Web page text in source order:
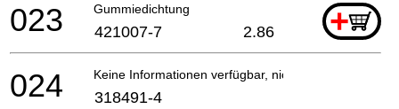
Gummiedichtung +
023 421007-7 2.86
Keine Informationen verfügbar, nicht bestellbar
024 318491-4